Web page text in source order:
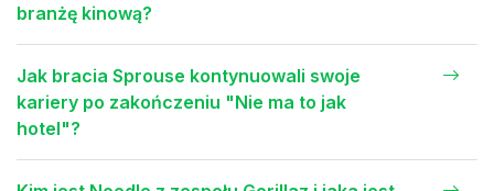
branżę kinową?
Jak bracia Sprouse kontynuowali swoje
kariery po zakończeniu "Nie ma to jak
hotel"?